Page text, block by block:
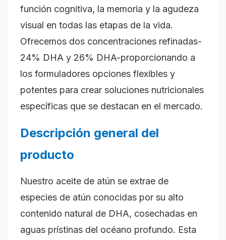
función cognitiva, la memoria y la agudeza
visual en todas las etapas de la vida.
Ofrecemos dos concentraciones refinadas-
24% DHA y 26% DHA-proporcionando a
los formuladores opciones flexibles y
potentes para crear soluciones nutricionales
específicas que se destacan en el mercado.
Descripción general del
producto
Nuestro aceite de atún se extrae de
especies de atún conocidas por su alto
contenido natural de DHA, cosechadas en
aguas prístinas del océano profundo. Esta